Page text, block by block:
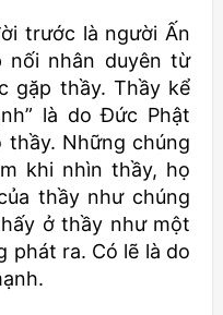
trước là người Ấn
nối nhân duyên từ
gặp thầy. Thầy kể
là do Đức Phật
thầy. Những chúng
khi nhìn thầy, họ
thầy như chúng
ở thầy như một
phát ra. Có lẽ là do